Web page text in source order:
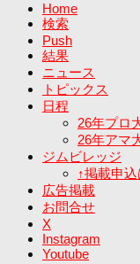
Home
検索
Push
結果
ニュース
トピックス
日程
26年プロ
26年アマ
ジムビレッジ
↑掲載申
広告掲載
お問合せ
X
Instagram
Youtube